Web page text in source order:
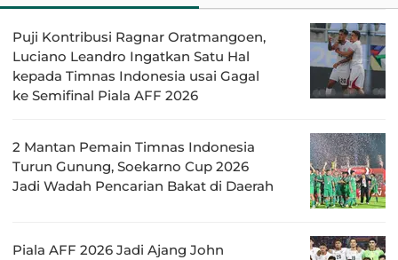
Puji Kontribusi Ragnar Oratmangoen,
Luciano Leandro Ingatkan Satu Hal
kepada Timnas Indonesia usai Gagal
ke Semifinal Piala AFF 2026
2 Mantan Pemain Timnas Indonesia
Turun Gunung, Soekarno Cup 2026
Jadi Wadah Pencarian Bakat di Daerah
Piala AFF 2026 Jadi Ajang John